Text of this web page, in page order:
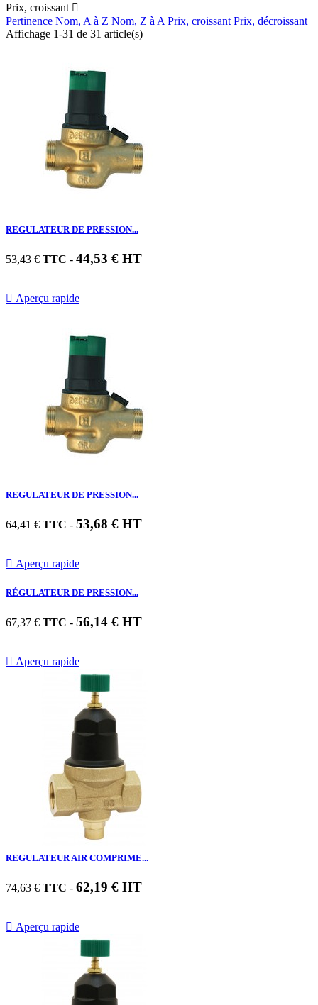
Prix, croissant 
Pertinence Nom, A à Z Nom, Z à A Prix, croissant Prix, décroissant
Affichage 1-31 de 31 article(s)
REGULATEUR DE PRESSION...
53,43 € TTC - 44,53 € HT
 Aperçu rapide
REGULATEUR DE PRESSION...
64,41 € TTC - 53,68 € HT
 Aperçu rapide
RÉGULATEUR DE PRESSION...
67,37 € TTC - 56,14 € HT
 Aperçu rapide
REGULATEUR AIR COMPRIME...
74,63 € TTC - 62,19 € HT
 Aperçu rapide